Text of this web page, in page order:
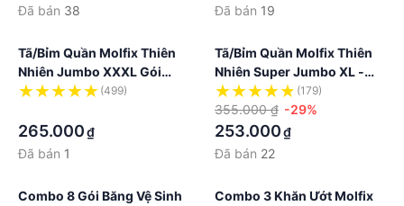
Đã bán 38
Đã bán 19
Tã/bỉm Quần Molfix Thiên
Nhiên Jumbo XXXL Gói
24+6 Miếng (499)
265.000₫
Đã bán 1
Tã/bỉm Quần Molfix Thiên
Nhiên Super Jumbo XL -
Gói 42 Miếng (179)
355.000 ₫ -29%
253.000₫
Đã bán 22
Combo 8 Gói Băng Vệ Sinh
Combo 3 Khăn Ướt Molfix